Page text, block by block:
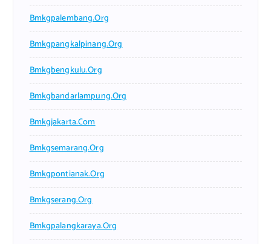
Bmkgpalembang.org
Bmkgpangkalpinang.org
Bmkgbengkulu.org
Bmkgbandarlampung.org
Bmkgjakarta.com
Bmkgsemarang.org
Bmkgpontianak.org
Bmkgserang.org
Bmkgpalangkaraya.org